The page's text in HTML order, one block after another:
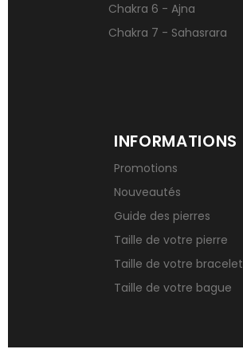
Chakra 6 - Ajna
Chakra 7 - Sahasrara
INFORMATIONS
Promotions
Nouveautés
Guide des pierres
Taille de votre pierre
Taille de votre bracelet
Taille de votre bague